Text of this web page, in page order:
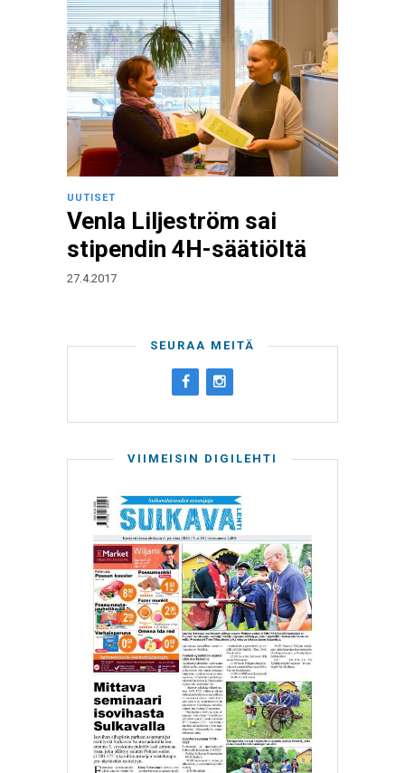
UUTISET
Venla Liljeström sai
stipendin 4H-säätiöltä
27.4.2017
SEURAA MEITÄ
VIIMEISIN DIGILEHTI